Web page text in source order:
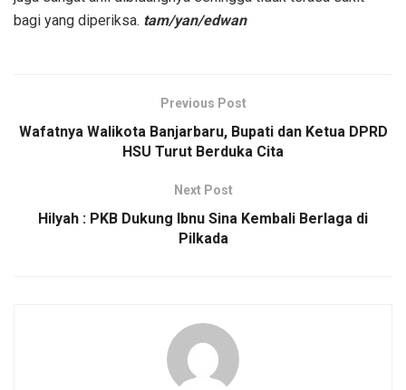
bagi yang diperiksa. tam/yan/edwan
Previous Post
Wafatnya Walikota Banjarbaru, Bupati dan Ketua DPRD
HSU Turut Berduka Cita
Next Post
Hilyah : PKB Dukung Ibnu Sina Kembali Berlaga di
Pilkada